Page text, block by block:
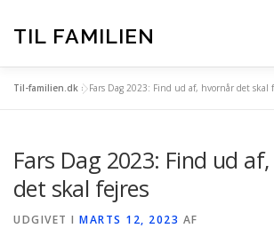
indhold
TIL FAMILIEN
TIL-FAMILIEN.DK – BAG OM
Til-familien.dk »Fars Dag 2023: Find ud af, hvornår det skal
Fars Dag 2023: Find ud
det skal fejres
UDGIVET I MARTS 12, 2023 AF